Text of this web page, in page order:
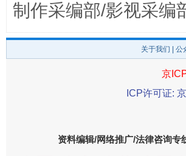
制作采编部/影视采编
关于我们 公
京
ICP许可证:
资料编辑/网络推广/法律咨询专